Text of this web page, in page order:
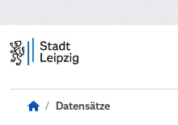
Datensätze